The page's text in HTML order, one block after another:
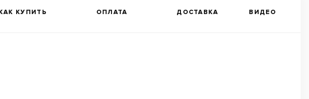
КУПИТЬ ОПЛАТА ДОСТАВКА ВИДЕО